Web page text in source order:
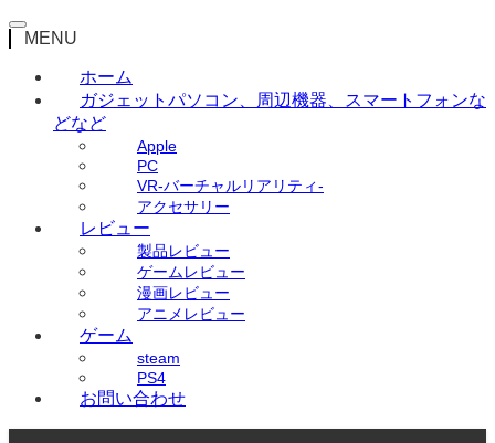
MENU
ホーム
ガジェット パソコン、周辺機器、スマートフォンな
どなど
Apple
PC
VR-バーチャルリアリティ-
アクセサリー
レビュー
製品レビュー
ゲームレビュー
漫画レビュー
アニメレビュー
ゲーム
steam
PS4
お問い合わせ